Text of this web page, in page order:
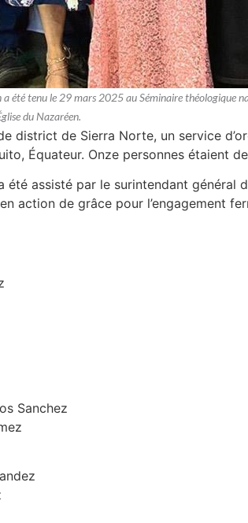
été tenu le 29 mars 2025 au Séminaire théologique
du Nazaréen.
district de Sierra Norte, un service
Équateur. Onze personnes étaient
assisté par le surintendant
action de grâce pour l’engagement
Sanchez